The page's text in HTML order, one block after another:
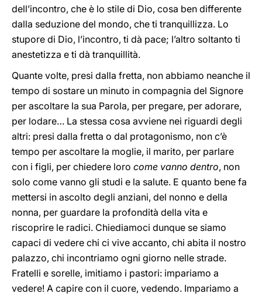
dell’incontro, che è lo stile di Dio, cosa ben differente
dalla seduzione del mondo, che ti tranquillizza. Lo
stupore di Dio, l’incontro, ti dà pace; l’altro soltanto ti
anestetizza e ti dà tranquillità.
Quante volte, presi dalla fretta, non abbiamo neanche il
tempo di sostare un minuto in compagnia del Signore
per ascoltare la sua Parola, per pregare, per adorare,
per lodare… La stessa cosa avviene nei riguardi degli
altri: presi dalla fretta o dal protagonismo, non c’è
tempo per ascoltare la moglie, il marito, per parlare
con i figli, per chiedere loro come vanno dentro, non
solo come vanno gli studi e la salute. E quanto bene fa
mettersi in ascolto degli anziani, del nonno e della
nonna, per guardare la profondità della vita e
riscoprire le radici. Chiediamoci dunque se siamo
capaci di vedere chi ci vive accanto, chi abita il nostro
palazzo, chi incontriamo ogni giorno nelle strade.
Fratelli e sorelle, imitiamo i pastori: impariamo a
vedere! A capire con il cuore, vedendo. Impariamo a